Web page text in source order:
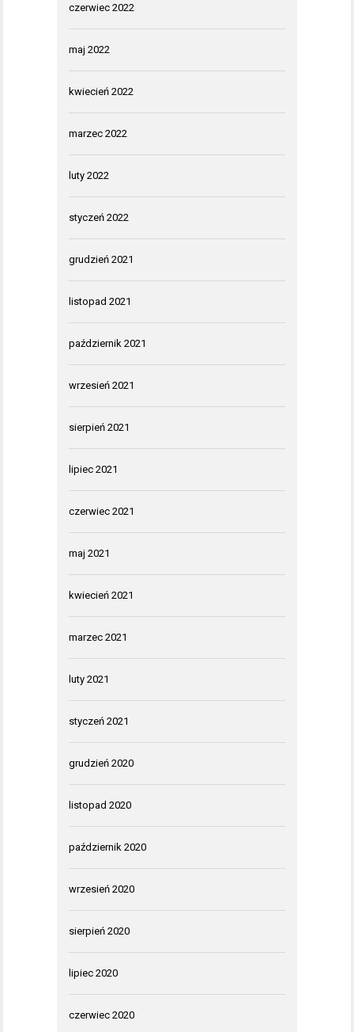
czerwiec 2022
maj 2022
kwiecień 2022
marzec 2022
luty 2022
styczeń 2022
grudzień 2021
listopad 2021
październik 2021
wrzesień 2021
sierpień 2021
lipiec 2021
czerwiec 2021
maj 2021
kwiecień 2021
marzec 2021
luty 2021
styczeń 2021
grudzień 2020
listopad 2020
październik 2020
wrzesień 2020
sierpień 2020
lipiec 2020
czerwiec 2020